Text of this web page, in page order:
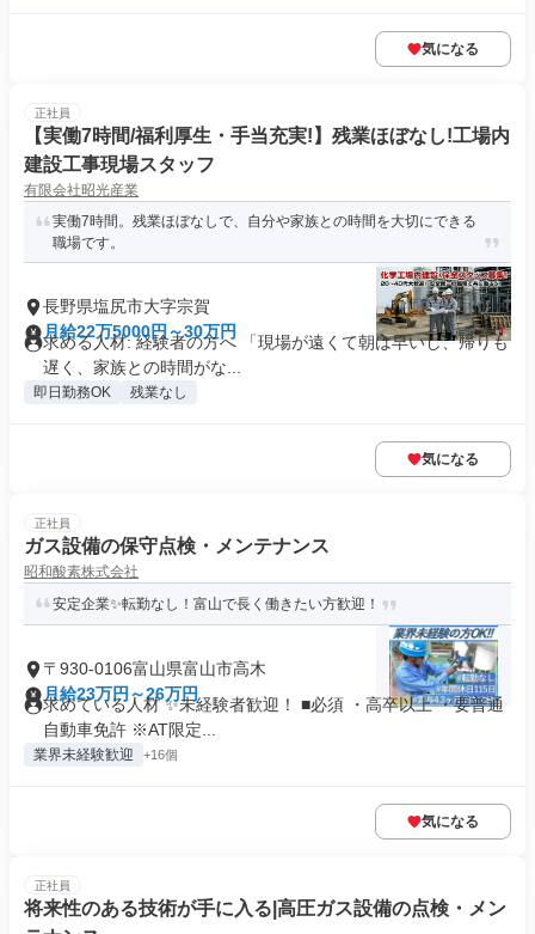
気になる
正社員
【実働7時間/福利厚生・手当充実!】残業ほぼなし!工場内
建設工事現場スタッフ
有限会社昭光産業
実働7時間。残業ほぼなしで、自分や家族との時間を大切にできる
職場です。
長野県塩尻市大字宗賀
月給22万5000円～30万円
求める人材: 経験者の方へ 「現場が遠くて朝は早いし、帰りも
遅く、家族との時間がな...
即日勤務OK 残業なし
気になる
正社員
ガス設備の保守点検・メンテナンス
昭和酸素株式会社
安定企業✨転勤なし！富山で長く働きたい方歓迎！
〒930-0106富山県富山市高木
月給23万円～26万円
求めている人材 ✨未経験者歓迎！ ■必須 ・高卒以上 ・要普通
自動車免許 ※AT限定...
業界未経験歓迎 +16個
気になる
正社員
将来性のある技術が手に入る|高圧ガス設備の点検・メン